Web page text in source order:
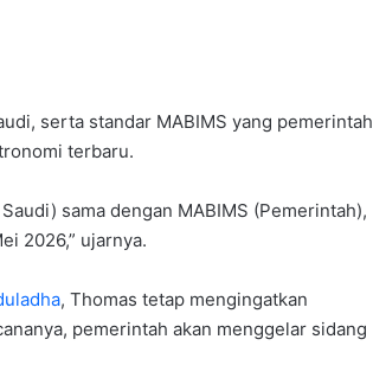
serta standar MABIMS yang pemerintah
terbaru.
sama dengan MABIMS (Pemerintah),
2026,” ujarnya.
, Thomas tetap mengingatkan
pemerintah akan menggelar sidang